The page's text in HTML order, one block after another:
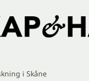
i Skåne